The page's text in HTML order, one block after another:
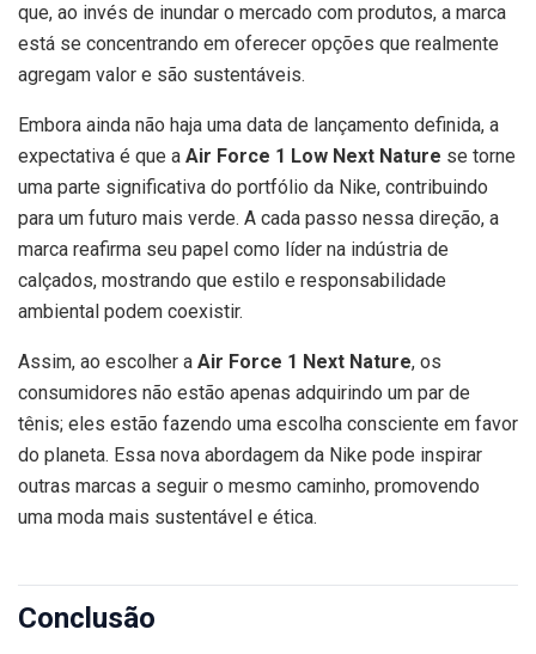
que, ao invés de inundar o mercado com produtos, a marca
está se concentrando em oferecer opções que realmente
agregam valor e são sustentáveis.
Embora ainda não haja uma data de lançamento definida, a
expectativa é que a Air Force 1 Low Next Nature se torne
uma parte significativa do portfólio da Nike, contribuindo
para um futuro mais verde. A cada passo nessa direção, a
marca reafirma seu papel como líder na indústria de
calçados, mostrando que estilo e responsabilidade
ambiental podem coexistir.
Assim, ao escolher a Air Force 1 Next Nature, os
consumidores não estão apenas adquirindo um par de
tênis; eles estão fazendo uma escolha consciente em favor
do planeta. Essa nova abordagem da Nike pode inspirar
outras marcas a seguir o mesmo caminho, promovendo
uma moda mais sustentável e ética.
Conclusão